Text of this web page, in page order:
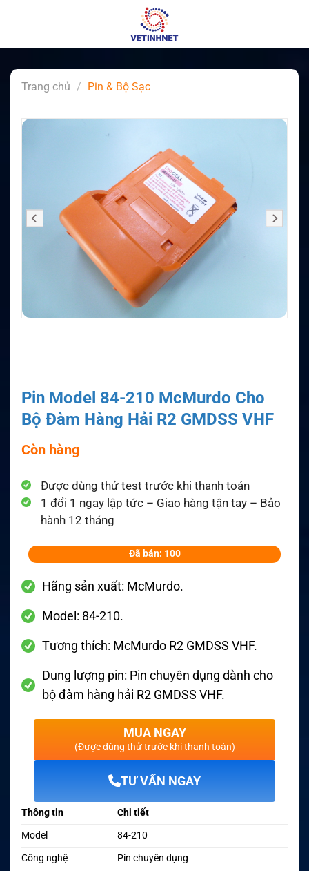
Trang chủ / Pin & Bộ Sạc
Pin Model 84-210 McMurdo Cho
Bộ Đàm Hàng Hải R2 GMDSS VHF
Còn hàng
Được dùng thử test trước khi thanh toán
1 đổi 1 ngay lập tức – Giao hàng tận tay – Bảo
hành 12 tháng
Đã bán: 100
Hãng sản xuất: McMurdo.
Model: 84-210.
Tương thích: McMurdo R2 GMDSS VHF.
Dung lượng pin: Pin chuyên dụng dành cho
bộ đàm hàng hải R2 GMDSS VHF.
MUA NGAY
(Được dùng thử trước khi thanh toán)
TƯ VẤN NGAY
Thông tin
Chi tiết
Model
84-210
Công nghệ
Pin chuyên dụng